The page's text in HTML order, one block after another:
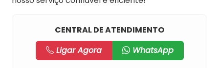
CENTRAL DE ATENDIMENTO
Ligar Agora
WhatsApp